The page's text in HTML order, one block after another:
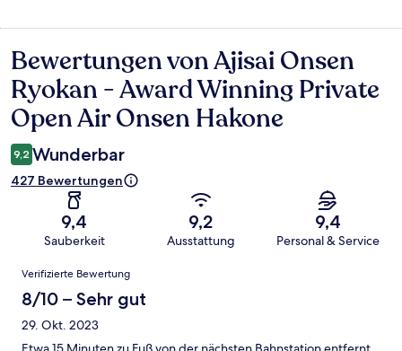
Bewertungen
Bewertungen von Ajisai Onsen
Ryokan - Award Winning Private
Open Air Onsen Hakone
9,2 Wunderbar
427 Bewertungen
9,4
Sauberkeit
9,2
Ausstattung
9,4
Personal & Service
Bewertungen
Verifizierte Bewertung
8/10 – Sehr gut
29. Okt. 2023